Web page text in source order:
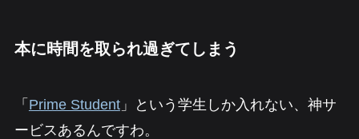
本に時間を取られ過ぎてしまう
「 Prime Student」という学生しか入れない、神サ
ービスあるんですわ。